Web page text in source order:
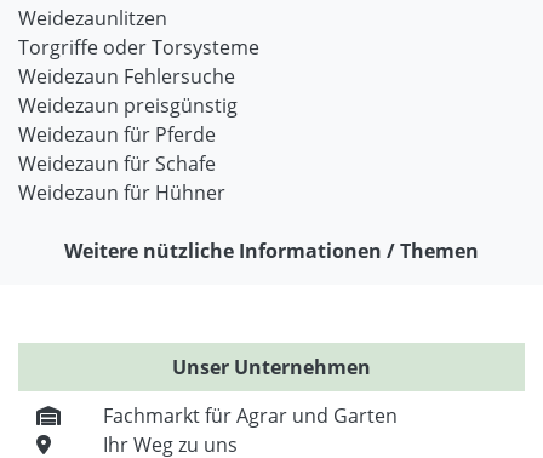
Weidezaunlitzen
Torgriffe oder Torsysteme
Weidezaun Fehlersuche
Weidezaun preisgünstig
Weidezaun für Pferde
Weidezaun für Schafe
Weidezaun für Hühner
Weitere nützliche Informationen / Themen
Unser Unternehmen
Fachmarkt für Agrar und Garten
Ihr Weg zu uns